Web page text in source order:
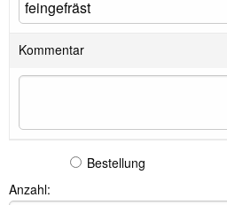
Kommentar
Bestellung
Anzahl: